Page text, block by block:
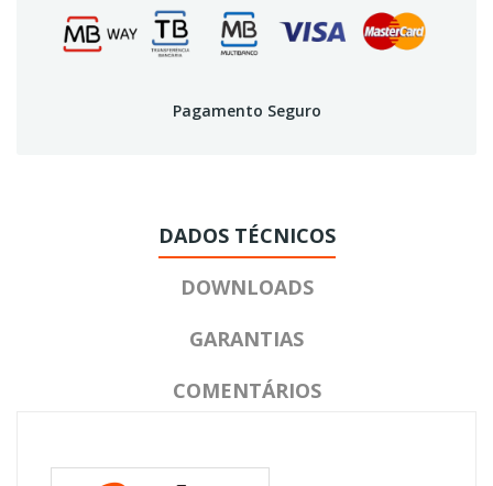
Pagamento Seguro
DADOS TÉCNICOS
DOWNLOADS
GARANTIAS
COMENTÁRIOS